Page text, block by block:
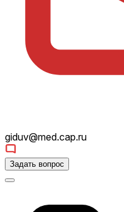
giduv@med.cap.ru
Задать вопрос